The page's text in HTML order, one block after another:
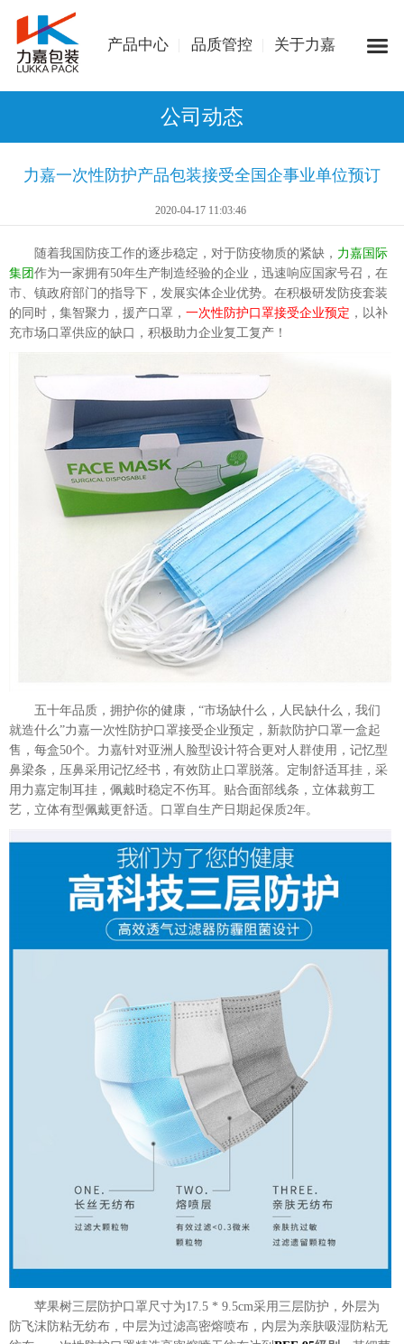
产品中心 品质管控 关于力嘉
公司动态
力嘉一次性防护产品包装接受全国企事业单位预订
2020-04-17 11:03:46
随着我国防疫工作的逐步稳定，对于防疫物质的紧缺， 力嘉国际
集团 作为一家拥有50年生产制造经验的企业，迅速响应国家号召，在
市、镇政府部门的指导下，发展实体企业优势。在积极研发防疫套装
的同时，集智聚力，援产口罩， 一次性防护口罩接受企业预定 ，以补
充市场口罩供应的缺口，积极助力企业复工复产！
五十年品质，拥护你的健康，“市场缺什么，人民缺什么，我们
就造什么”力嘉一次性防护口罩接受企业预定，新款防护口罩一盒起
售，每盒50个。力嘉针对亚洲人脸型设计符合更对人群使用，记忆型
鼻梁条，压鼻采用记忆经书，有效防止口罩脱落。定制舒适耳挂，采
用力嘉定制耳挂，佩戴时稳定不伤耳。贴合面部线条，立体裁剪工
艺，立体有型佩戴更舒适。口罩自生产日期起保质2年。
苹果树三层防护口罩尺寸为17.5 * 9.5cm采用三层防护，外层为
防飞沫防粘无纺布，中层为过滤高密熔喷布，内层为亲肤吸湿防粘无